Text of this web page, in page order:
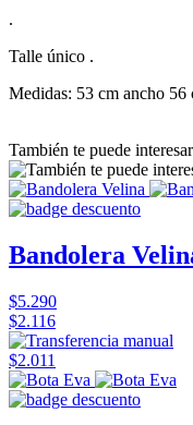
.
Talle único .
Medidas: 53 cm ancho 56
También te puede interesar
Bandolera
$5.290
$2.116
$2.011